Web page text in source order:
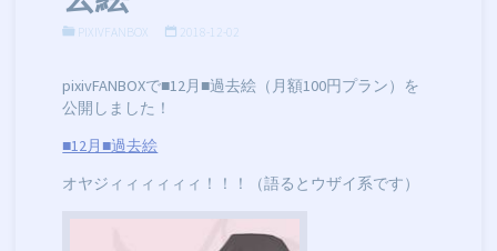
PIXIVFANBOX 2018-12-02
pixivFANBOXで■12月■過去絵（月額100円プラン）を
公開しました！
■12月■過去絵
オヤジィィィィィィ！！！（語るとウザイ系です）